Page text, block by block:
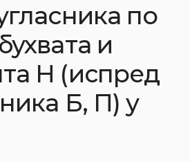
по
и
Н (испред
Б, П) у